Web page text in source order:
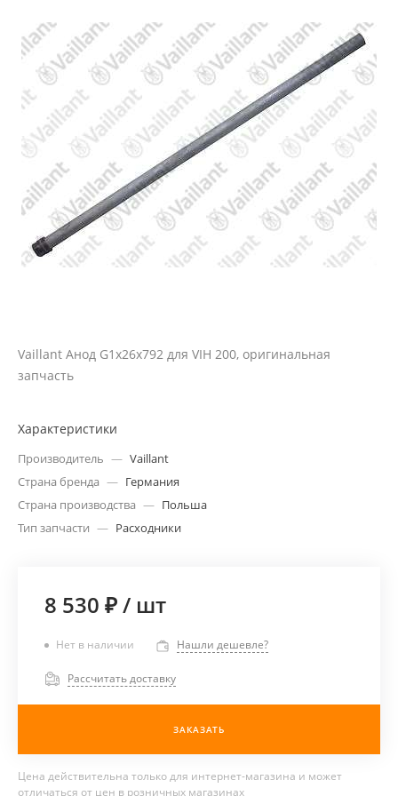
Vaillant Анод G1х26х792 для VIH 200, оригинальная
запчасть
Характеристики
Производитель — Vaillant
Страна бренда — Германия
Страна производства — Польша
Тип запчасти — Расходники
8 530 ₽/ шт
Нет в наличии Нашли дешевле?
Рассчитать доставку
ЗАКАЗАТЬ
Цена действительна только для интернет-магазина и может
отличаться от цен в розничных магазинах